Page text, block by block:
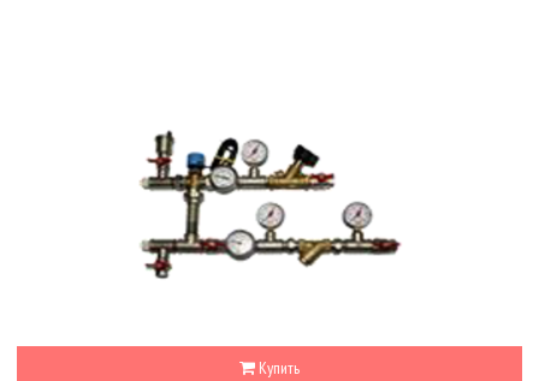
Купить